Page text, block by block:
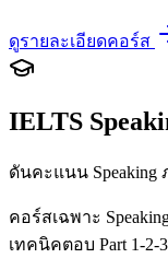
ดูรายละเอียดคอร์ส
IELTS
ดันคะแนน Speaking
คอร์สเฉพาะ
เทคนิคตอบ Part 1-2-3